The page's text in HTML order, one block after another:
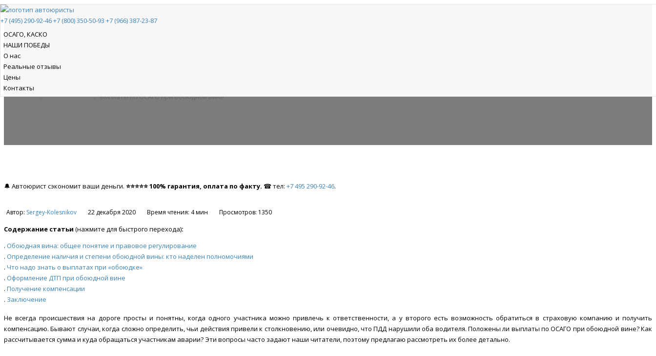
+7 (495) 290-92-46+7 (800) 350-50-93 +7 (966) 387-23-87
ОСАГО, КАСКО
НАШИ ПОБЕДЫ
О нас
Реальные отзывы
Цены
Контакты
Выплаты по ОСАГО при обоюдной вине
Главная ОСАГО, КАСКО Выплаты по ОСАГО при обоюдной вине
🔔 Автоюрист сэкономит ваши деньги. ⭐⭐⭐⭐⭐ 100% гарантия, оплата по факту. ☎ тел: +7 495 290-92-46.
Автор: Sergey-Kolesnikov 22 декабря 2020 Время чтения: 4 мин Просмотров: 1350
Содержание статьи (нажмите для быстрого перехода):
Обоюдная вина: общее понятие и правовое регулирование
Определение наличия и степени обоюдной вины: кто наделен полномочиями
Что надо знать о выплатах при «обоюдке»
Оформление ДТП при обоюдной вине
Получение компенсации
Заключение
Не всегда происшествия на дороге просты и понятны, когда одного участника можно привлечь к ответственности, а у второго есть возможность обратиться в страховую компанию и получить
компенсацию. Бывают случаи, когда сложно определить, чьи действия привели к столкновению, или очевидно, что ПДД нарушили оба водителя. Положены ли выплаты по ОСАГО при обоюдной вине? Как
рассчитывается сумма и куда обращаться участникам аварии? Эти вопросы часто задают наши читатели, поэтому предлагаю рассмотреть их более детально.